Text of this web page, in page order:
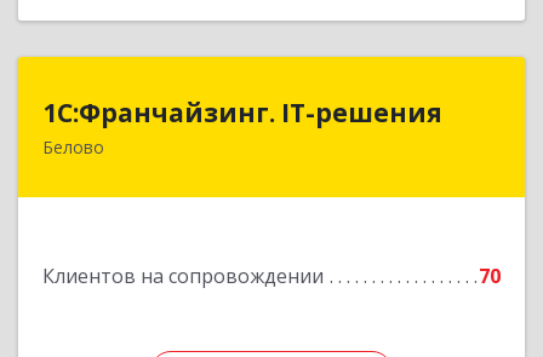
1С:Франчайзинг. IT-решения
Белово
Клиентов на сопровождении 70
1С:Франчайзинг. IT-решения